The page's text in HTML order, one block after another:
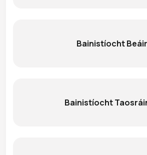
Bainistíocht Beáir
Bainistíocht